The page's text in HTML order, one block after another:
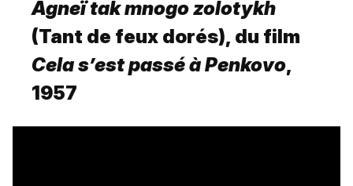
Agneï tak mnogo zolotykh
(Tant de feux dorés), du film
Cela s’est passé à Penkovo,
1957